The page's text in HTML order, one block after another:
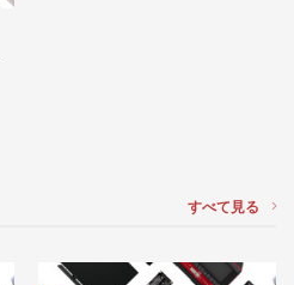
すべて見る